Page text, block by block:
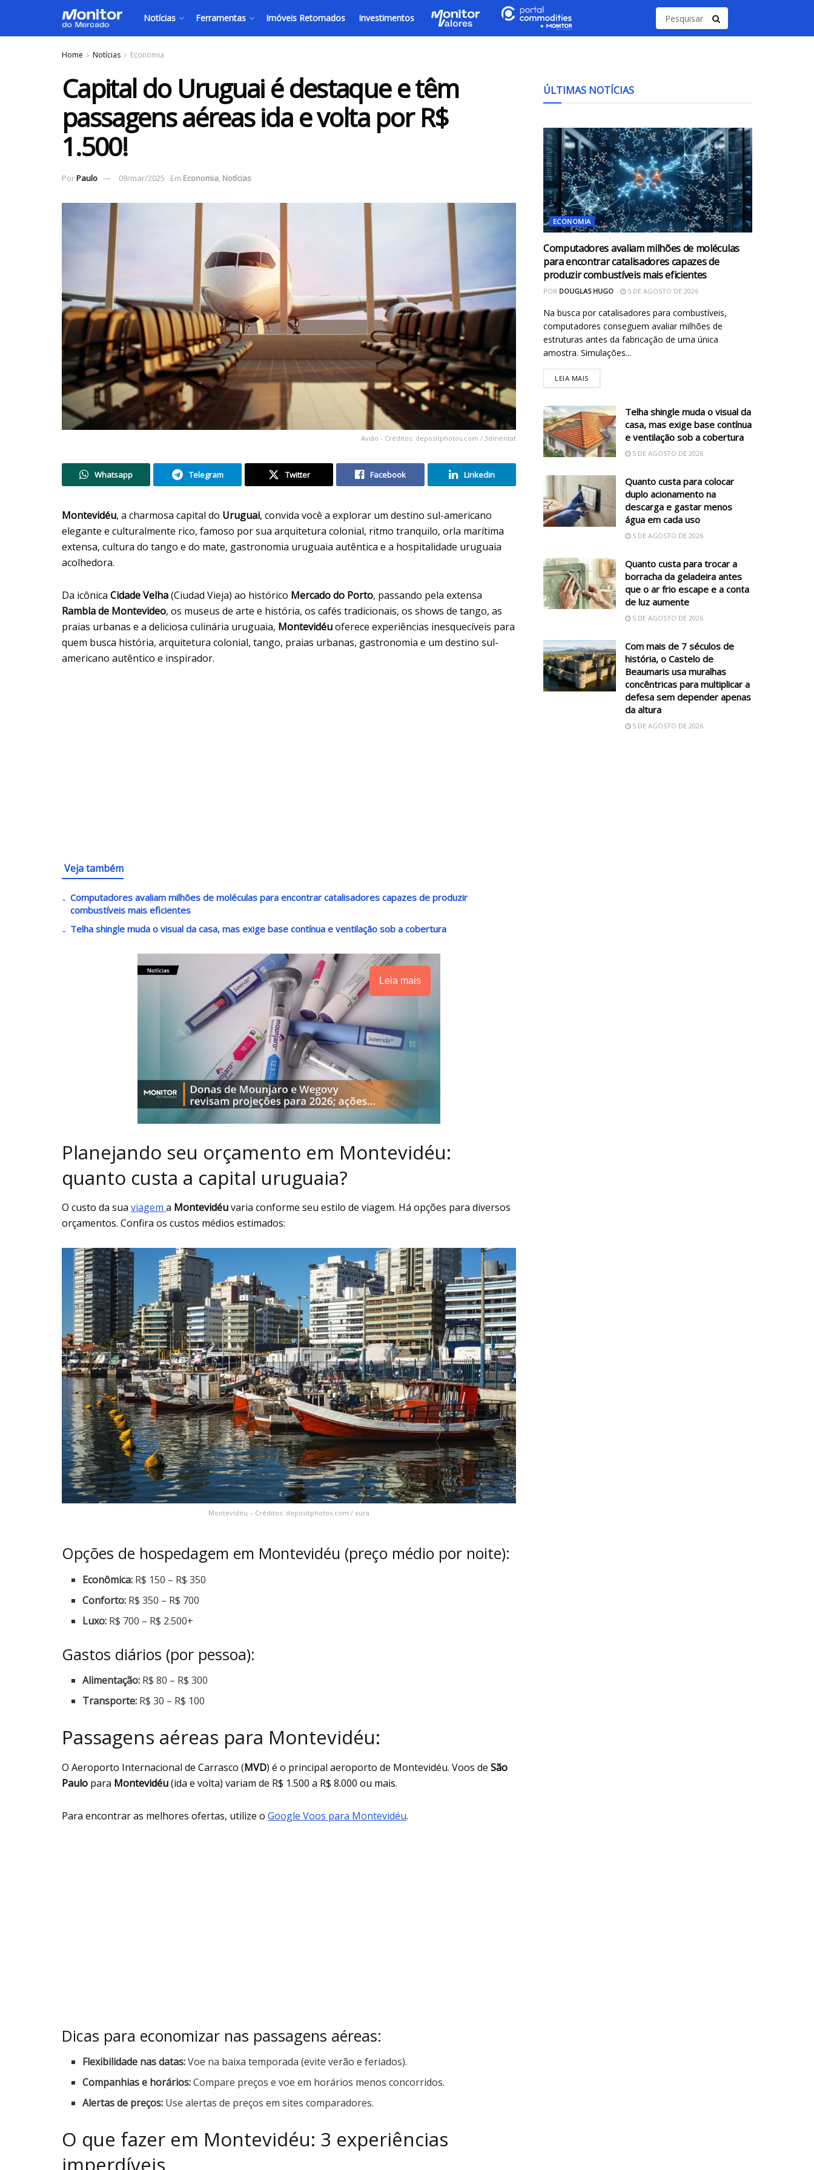
Notícias Ferramentas Imóveis Retomados Investimentos
Home Notícias Economia
Capital do Uruguai é destaque e têm
passagens aéreas ida e volta por R$
1.500!
PorPaulo 09/mar/2025 Em Economia, Notícias
Avião - Créditos: depositphotos.com / 3dmentat
Whatsapp Telegram Twitter Facebook Linkedin
Montevidéu, a charmosa capital do Uruguai, convida você a explorar um destino sul-americano
elegante e culturalmente rico, famoso por sua arquitetura colonial, ritmo tranquilo, orla marítima
extensa, cultura do tango e do mate, gastronomia uruguaia autêntica e a hospitalidade uruguaia
acolhedora.
Da icônica Cidade Velha(Ciudad Vieja) ao histórico Mercado do Porto, passando pela extensa
Rambla de Montevideo, os museus de arte e história, os cafés tradicionais, os shows de tango, as
praias urbanas e a deliciosa culinária uruguaia, Montevidéuoferece experiências inesquecíveis para
quem busca história, arquitetura colonial, tango, praias urbanas, gastronomia e um destino sul-
americano autêntico e inspirador.
Veja também
Computadores avaliam milhões de moléculas para encontrar catalisadores capazes de produzir
combustíveis mais eficientes
Telha shingle muda o visual da casa, mas exige base contínua e ventilação sob a cobertura
Leia mais
Planejando seu orçamento em Montevidéu:
quanto custa a capital uruguaia?
O custo da sua viagem a Montevidéuvaria conforme seu estilo de viagem. Há opções para diversos
orçamentos. Confira os custos médios estimados:
Montevidéu – Créditos: depositphotos.com / xura
Opções de hospedagem em Montevidéu (preço médio por noite):
Econômica: R$ 150 – R$ 350
Conforto: R$ 350 – R$ 700
Luxo: R$ 700 – R$ 2.500+
Gastos diários (por pessoa):
Alimentação: R$ 80 – R$ 300
Transporte: R$ 30 – R$ 100
Passagens aéreas para Montevidéu:
O Aeroporto Internacional de Carrasco (MVD) é o principal aeroporto de Montevidéu. Voos de São
Paulo para Montevidéu(ida e volta) variam de R$ 1.500 a R$ 8.000 ou mais.
Para encontrar as melhores ofertas, utilize o Google Voos para Montevidéu.
Dicas para economizar nas passagens aéreas:
Flexibilidade nas datas:Voe na baixa temporada (evite verão e feriados).
Companhias e horários:Compare preços e voe em horários menos concorridos.
Alertas de preços: Use alertas de preços em sites comparadores.
O que fazer em Montevidéu: 3 experiências
imperdíveis
ÚLTIMAS NOTÍCIAS
ECONOMIA
Computadores avaliam milhões de moléculas
para encontrar catalisadores capazes de
produzir combustíveis mais eficientes
POR DOUGLAS HUGO 5 DE AGOSTO DE 2026
Na busca por catalisadores para combustíveis,
computadores conseguem avaliar milhões de
estruturas antes da fabricação de uma única
amostra. Simulações...
LEIA MAIS
Telha shingle muda o visual da
casa, mas exige base contínua
e ventilação sob a cobertura
5 DE AGOSTO DE 2026
Quanto custa para colocar
duplo acionamento na
descarga e gastar menos
água em cada uso
5 DE AGOSTO DE 2026
Quanto custa para trocar a
borracha da geladeira antes
que o ar frio escape e a conta
de luz aumente
5 DE AGOSTO DE 2026
Com mais de 7 séculos de
história, o Castelo de
Beaumaris usa muralhas
concêntricas para multiplicar a
defesa sem depender apenas
da altura
5 DE AGOSTO DE 2026